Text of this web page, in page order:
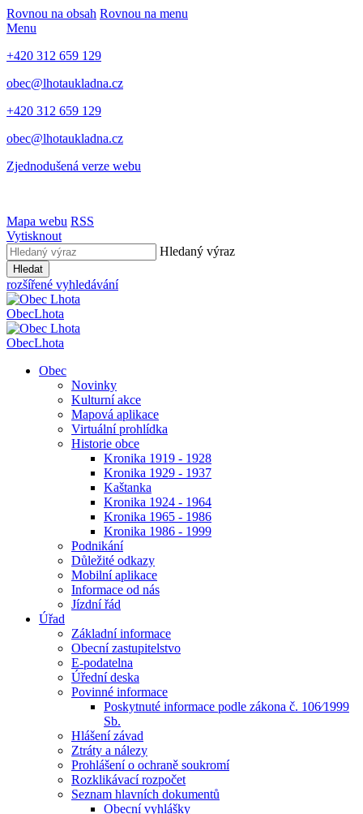
Rovnou na obsah Rovnou na menu
Menu
+420 312 659 129
obec@lhotaukladna.cz
+420 312 659 129
obec@lhotaukladna.cz
Zjednodušená verze webu
Mapa webu RSS
Vytisknout
Hledaný výraz
Hledat
rozšířené vyhledávání
ObecLhota
ObecLhota
Obec
Novinky
Kulturní akce
Mapová aplikace
Virtuální prohlídka
Historie obce
Kronika 1919 - 1928
Kronika 1929 - 1937
Kaštanka
Kronika 1924 - 1964
Kronika 1965 - 1986
Kronika 1986 - 1999
Podnikání
Důležité odkazy
Mobilní aplikace
Informace od nás
Jízdní řád
Úřad
Základní informace
Obecní zastupitelstvo
E-podatelna
Úřední deska
Povinné informace
Poskytnuté informace podle zákona č. 106⁄1999
Sb.
Hlášení závad
Ztráty a nálezy
Prohlášení o ochraně soukromí
Rozklikávací rozpočet
Seznam hlavních dokumentů
Obecní vyhlášky